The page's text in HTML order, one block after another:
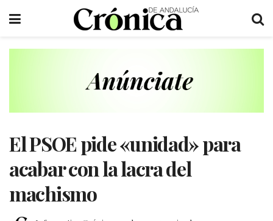
El PSOE pide «unidad» para
acabar con la lacra del
machismo